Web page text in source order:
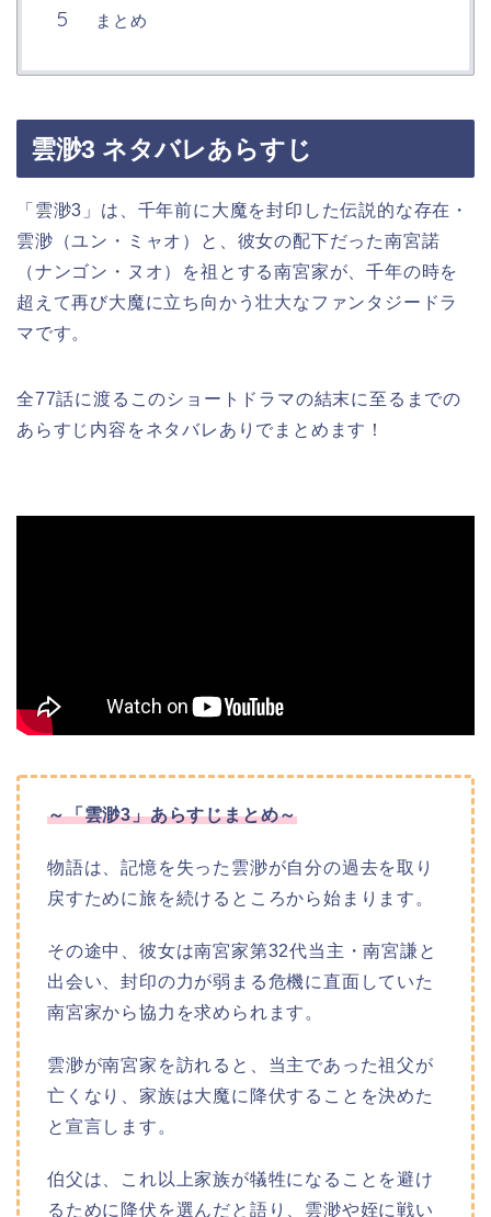
まとめ
雲渺3 ネタバレあらすじ
「雲渺3」は、千年前に大魔を封印した伝説的な存在・
雲渺（ユン・ミャオ）と、彼女の配下だった南宮諾
（ナンゴン・ヌオ）を祖とする南宮家が、千年の時を
超えて再び大魔に立ち向かう壮大なファンタジードラ
マです。
全77話に渡るこのショートドラマの結末に至るまでの
あらすじ内容をネタバレありでまとめます！
～「雲渺3」あらすじまとめ～
物語は、記憶を失った雲渺が自分の過去を取り
戻すために旅を続けるところから始まります。
その途中、彼女は南宮家第32代当主・南宮謙と
出会い、封印の力が弱まる危機に直面していた
南宮家から協力を求められます。
雲渺が南宮家を訪れると、当主であった祖父が
亡くなり、家族は大魔に降伏することを決めた
と宣言します。
伯父は、これ以上家族が犠牲になることを避け
るために降伏を選んだと語り、雲渺や姪に戦い